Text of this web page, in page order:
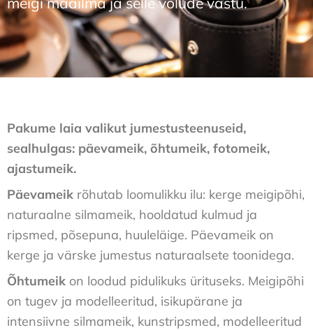
Pakume laia valikut jumestusteenuseid,
sealhulgas: päevameik, õhtumeik, fotomeik,
ajastumeik.
Päevameik rõhutab loomulikku ilu: kerge meigipõhi,
naturaalne silmameik, hooldatud kulmud ja
ripsmed, põsepuna, huuleläige. Päevameik on
kerge ja värske jumestus naturaalsete toonidega.
Õhtumeik on loodud pidulikuks ürituseks. Meigipõhi
on tugev ja modelleeritud, isikupärane ja
intensiivne silmameik, kunstripsmed, modelleeritud